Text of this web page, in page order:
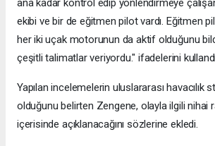
ana kadar kontrol edip yönlendirmeye
ekibi ve bir de eğitmen pilot vardı. Eğitmen
her iki uçak motorunun da aktif olduğunu
çeşitli talimatlar veriyordu." ifadelerini
Yapılan incelemelerin uluslararası havacılık
olduğunu belirten Zengene, olayla ilgili nihai
içerisinde açıklanacağını sözlerine ekledi.